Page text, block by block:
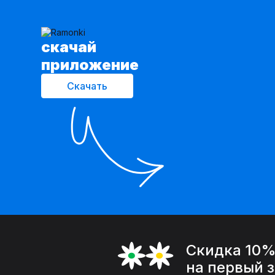
cкачай
приложение
Скачать
Скидка 10%
на первый